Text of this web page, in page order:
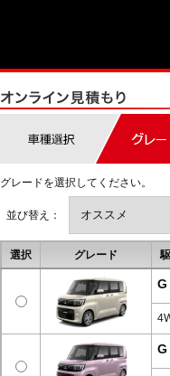
グレードを選択してください。
並び替え：
選択 グレード
G
G